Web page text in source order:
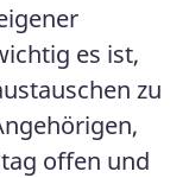
es ist,
zu
offen und